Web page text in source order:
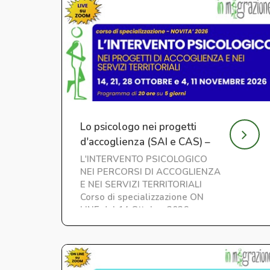
Lo psicologo nei progetti
d'accoglienza (SAI e CAS) –
Nuova edizione
L'INTERVENTO PSICOLOGICO
NEI PERCORSI DI ACCOGLIENZA
E NEI SERVIZI TERRITORIALI
Corso di specializzazione ON
LINE dal 14 Ottobre 2026